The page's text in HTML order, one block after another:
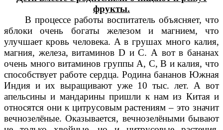
фрукты.
В процессе работы воспитатель объясняет, что
яблоки очень богаты железом и магнием, что
улучшает кровь человека. А в грушах много калия,
магния, железа, витаминов D и C. А вот в бананах
очень много витаминов группы A, C, B и калия, что
способствует работе сердца. Родина бананов Южная
Индия и их выращивают уже 10 тыс. лет. А вот
апельсины и мандарины пришли к нам из Китая и
относятся они к цитрусовым растениям – это значит
вечнозелёные. Оказывается, вечнозелёными бывают